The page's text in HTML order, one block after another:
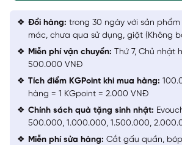
Đổi hàng: trong 30 ngày với sản
mác, chưa qua sử dụng, giặt (Không
Miễn phí vận chuyển: Thứ 7, Chủ nhật
500.000 VNĐ
Tích điểm KGPoint khi mua hàng:
hàng = 1 KGpoint = 2.000 VNĐ
Chính sách quà tặng sinh nhật:
500.000, 1.000.000, 1.500.000,
Miễn phí sửa hàng: Cắt gấu quần,